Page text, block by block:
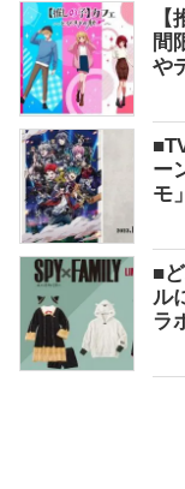
間
や
ー
モ
■
ル
ラ